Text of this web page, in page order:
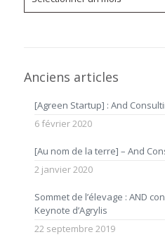
Anciens articles
[Agreen Startup] : And
6 février 2020
[Au nom de la terre] – And
2 janvier 2020
Sommet de l’élevage : AND
Keynote d’Agrylis
22 septembre 2019